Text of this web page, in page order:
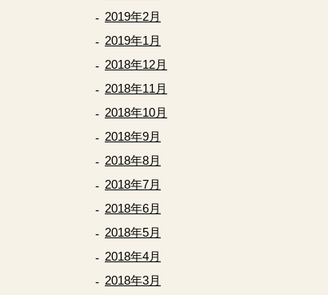
2019年2月
2019年1月
2018年12月
2018年11月
2018年10月
2018年9月
2018年8月
2018年7月
2018年6月
2018年5月
2018年4月
2018年3月